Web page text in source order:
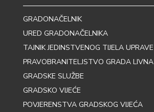
GRADONAČELNIK
URED GRADONAČELNIKA
TAJNIK JEDINSTVENOG TIJELA UPRAVE
PRAVOBRANITELJSTVO GRADA LIVNA
GRADSKE SLUŽBE
GRADSKO VIJEĆE
POVJERENSTVA GRADSKOG VIJEĆA